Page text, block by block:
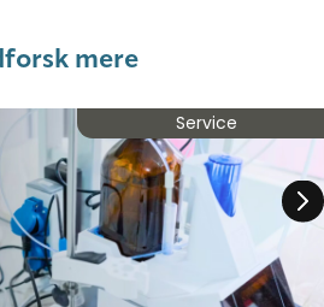
mere
Service